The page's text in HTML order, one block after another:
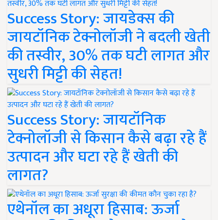
Success Story: जायडेक्स की
जायटॉनिक टेक्नोलॉजी ने बदली खेती
की तस्वीर, 30% तक घटी लागत और
सुधरी मिट्टी की सेहत!
Success Story: जायटॉनिक
टेक्नोलॉजी से किसान कैसे बढ़ा रहे हैं
उत्पादन और घटा रहे हैं खेती की
लागत?
एथेनॉल का अधूरा हिसाब: ऊर्जा